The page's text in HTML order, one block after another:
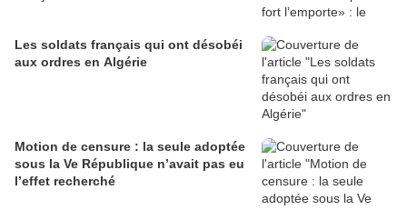
Les soldats français qui ont désobéi
aux ordres en Algérie
Motion de censure : la seule adoptée
sous la Ve République n’avait pas eu
l’effet recherché